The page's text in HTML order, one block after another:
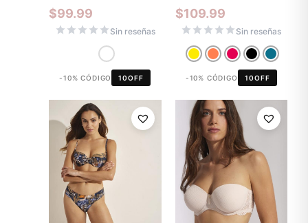
$99.99
Sin reseñas
-10% CÓDIGO 10OFF
$109.99
Sin reseñas
-10% CÓDIGO 10OFF